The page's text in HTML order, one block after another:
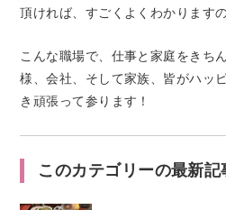
頂ければ、すごくよくわかります
こんな職場で、仕事と家庭をきち
様、会社、そして家族、皆がハッ
き頑張って参ります！
このカテゴリーの最新記